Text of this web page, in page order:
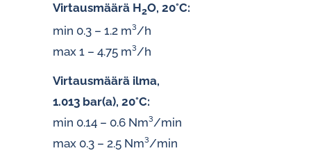
Virtausmäärä H2O, 20°C:
min 0.3 – 1.2 m³/h
max 1 – 4.75 m³/h
Virtausmäärä ilma,
1.013 bar(a), 20°C:
min 0.14 – 0.6 Nm³/min
max 0.3 – 2.5 Nm³/min